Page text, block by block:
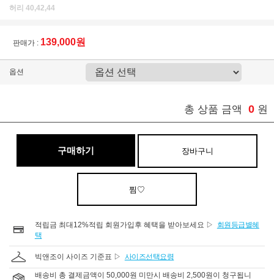
허리 40,42,44
판매가 : 139,000원
옵션
총 상품 금액 0 원
구매하기 장바구니
찜♡
적립금 최대12%적립 회원가입후 혜택을 받아보세요 ▷
회원등급별혜
택
빅앤조이 사이즈 기준표 ▷ 사이즈선택요령
배송비 총 결제금액이 50,000원 미만시 배송비 2,500원이 청구됩니